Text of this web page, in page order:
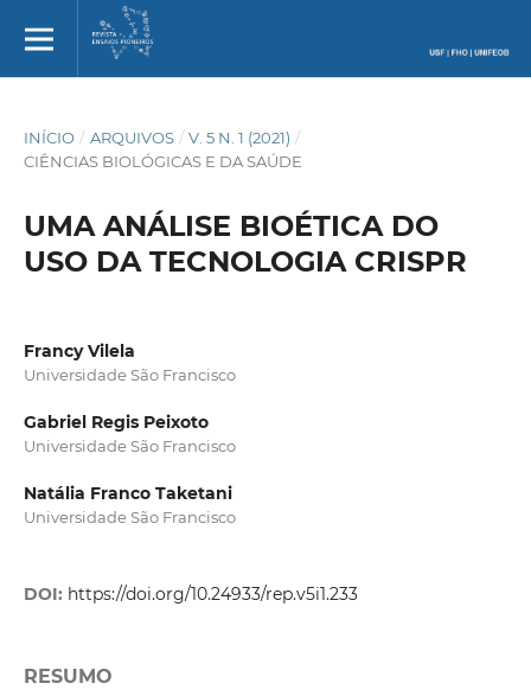
INÍCIO / ARQUIVOS / V. 5 N. 1 (2021) /
CIÊNCIAS BIOLÓGICAS E DA SAÚDE
UMA ANÁLISE BIOÉTICA DO
USO DA TECNOLOGIA CRISPR
Francy Vilela
Universidade São Francisco
Gabriel Regis Peixoto
Universidade São Francisco
Natália Franco Taketani
Universidade São Francisco
DOI: https://doi.org/10.24933/rep.v5i1.233
RESUMO